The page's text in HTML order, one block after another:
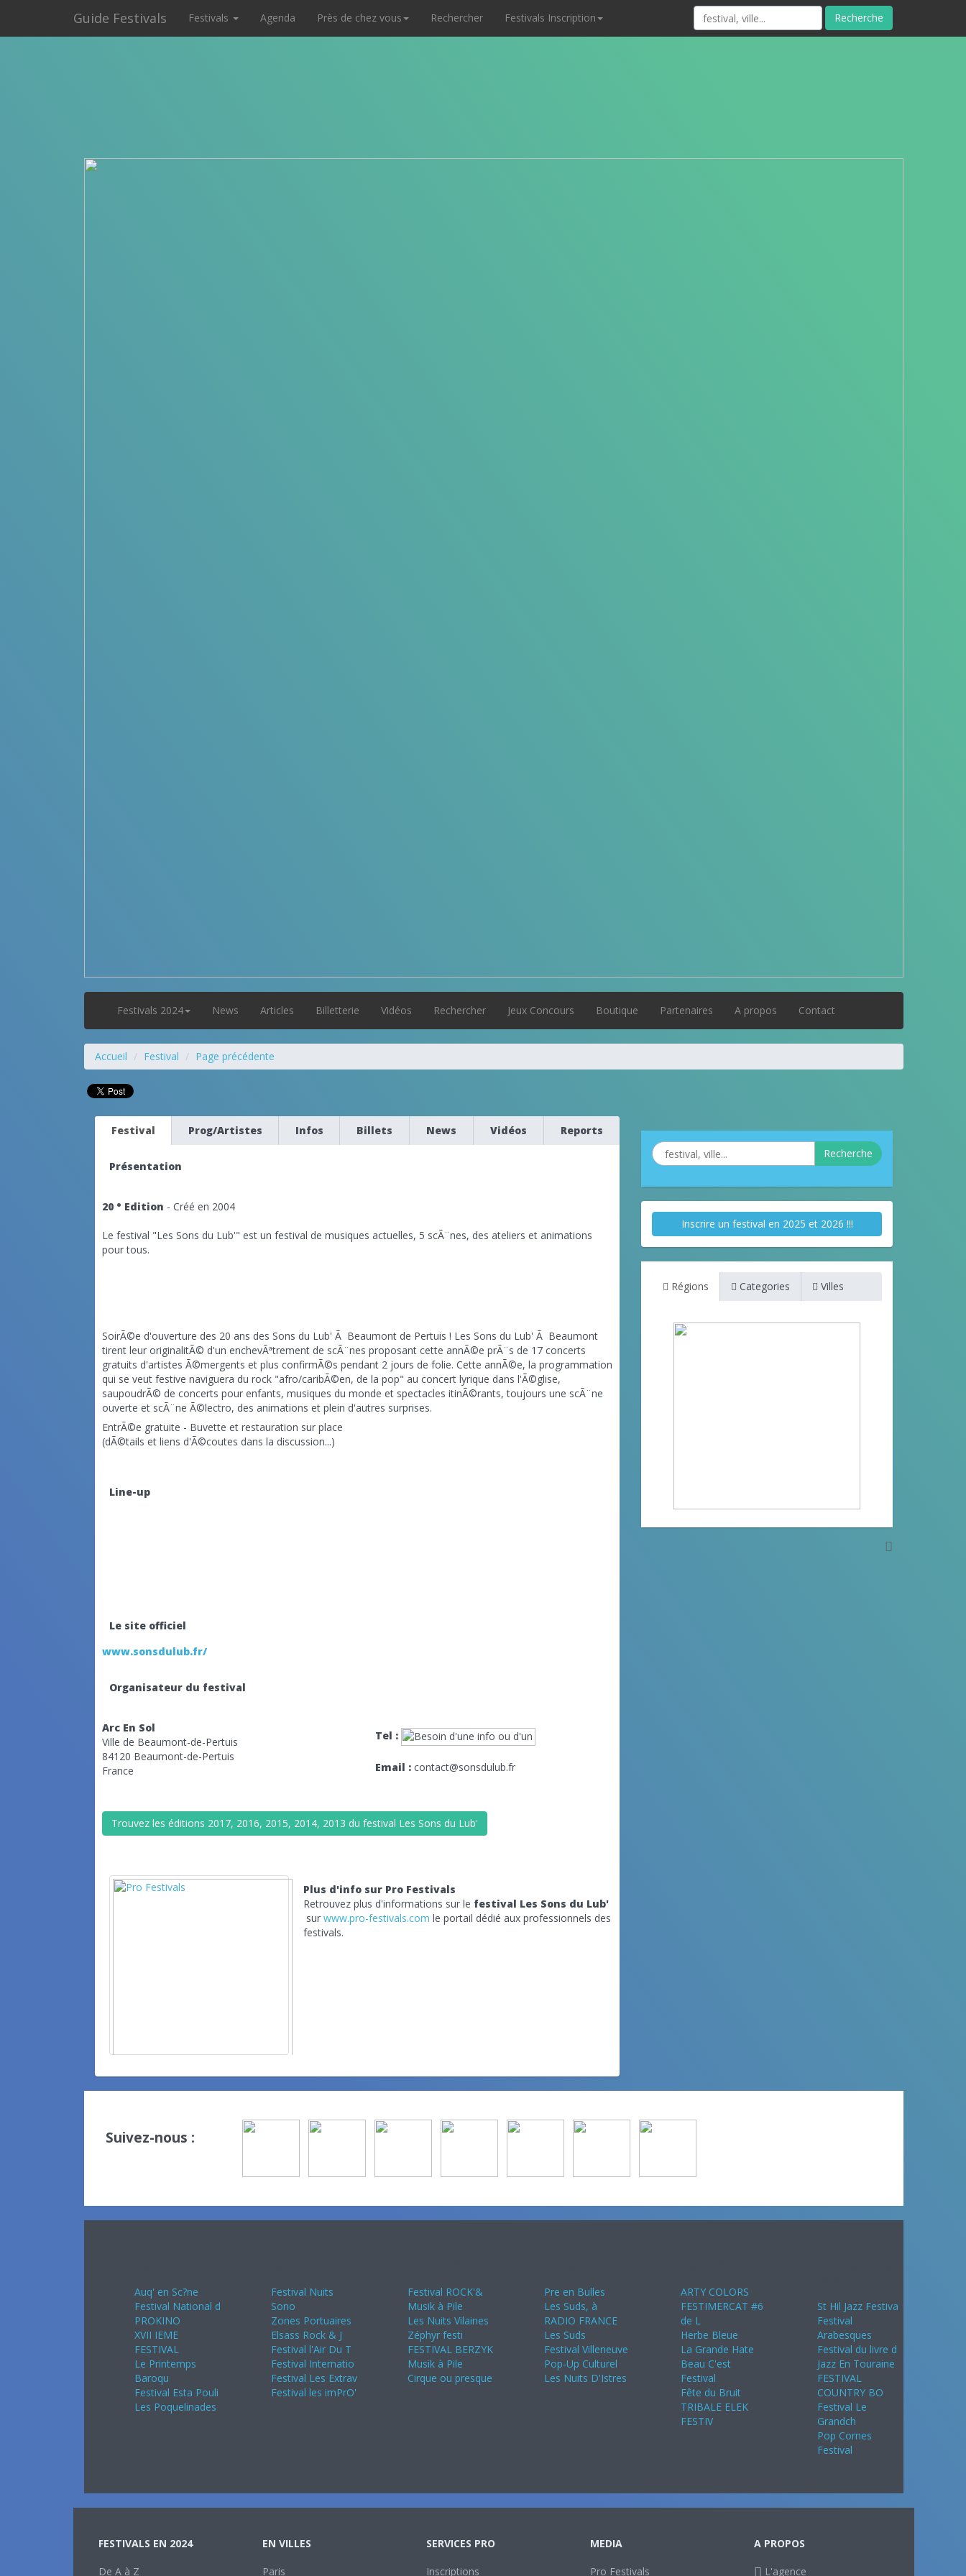
Guide Festivals Festivals Agenda Près de chez vous Rechercher Festivals Inscription Recherche
Festivals 2024 News Articles Billetterie Vidéos Rechercher Jeux Concours Boutique Partenaires A propos Contact
Accueil Festival Page précédente
Festival Prog/Artistes Infos Billets News Vidéos Reports
Présentation
20 ° Edition - Créé en 2004
Le festival "Les Sons du Lub'" est un festival de musiques actuelles, 5 scÃ¨nes, des ateliers et animations
pour tous.
SoirÃ©e d'ouverture des 20 ans des Sons du Lub' Ã Beaumont de Pertuis ! Les Sons du Lub' Ã Beaumont
tirent leur originalitÃ© d'un enchevÃªtrement de scÃ¨nes proposant cette annÃ©e prÃ¨s de 17 concerts
gratuits d'artistes Ã©mergents et plus confirmÃ©s pendant 2 jours de folie. Cette annÃ©e, la programmation
qui se veut festive naviguera du rock "afro/caribÃ©en, de la pop" au concert lyrique dans l'Ã©glise,
saupoudrÃ© de concerts pour enfants, musiques du monde et spectacles itinÃ©rants, toujours une scÃ¨ne
ouverte et scÃ¨ne Ã©lectro, des animations et plein d'autres surprises.
EntrÃ©e gratuite - Buvette et restauration sur place
(dÃ©tails et liens d'Ã©coutes dans la discussion...)
Line-up
Le site officiel
www.sonsdulub.fr/
Organisateur du festival
Arc En Sol
Ville de Beaumont-de-Pertuis
84120 Beaumont-de-Pertuis
France
Tel :
Email : contact@sonsdulub.fr
Trouvez les éditions 2017, 2016, 2015, 2014, 2013 du festival Les Sons du Lub'
Plus d'info sur Pro Festivals
Retrouvez plus d'informations sur le festival Les Sons du Lub'
sur www.pro-festivals.com le portail dédié aux professionnels des
festivals.
Recherche
Inscrire un festival en 2025 et 2026 !!!
Régions Categories Villes
Suivez-nous :
Auq' en Sc?ne
Festival National d
PROKINO
XVII IEME
FESTIVAL
Le Printemps
Baroqu
Festival Esta Pouli
Les Poquelinades
Festival Nuits
Sono
Zones Portuaires
Elsass Rock & J
Festival l'Air Du T
Festival Internatio
Festival Les Extrav
Festival les imPrO'
Festival ROCK'&
Musik à Pile
Les Nuits Vilaines
Zéphyr festi
FESTIVAL BERZYK
Musik à Pile
Cirque ou presque
Pre en Bulles
Les Suds, à
RADIO FRANCE
Les Suds
Festival Villeneuve
Pop-Up Culturel
Les Nuits D'Istres
ARTY COLORS
FESTIMERCAT #6
de L
Herbe Bleue
La Grande Hate
Beau C'est
Festival
Fête du Bruit
TRIBALE ELEK
FESTIV
St Hil Jazz Festiva
Festival
Arabesques
Festival du livre d
Jazz En Touraine
FESTIVAL
COUNTRY BO
Festival Le
Grandch
Pop Cornes
Festival
FESTIVALS EN 2024
De A à Z
EN VILLES
Paris
SERVICES PRO
Inscriptions
MEDIA
Pro Festivals
A PROPOS
L'agence